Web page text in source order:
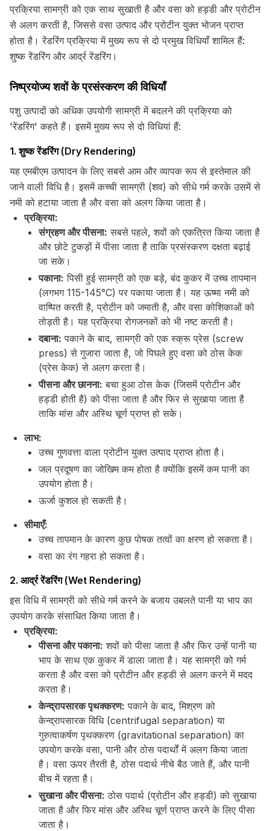
प्रक्रिया सामग्री को एक साथ सुखाती है और वसा को हड्डी और प्रोटीन
से अलग करती है, जिससे वसा उत्पाद और प्रोटीन युक्त भोजन प्राप्त
होता है। रेंडरिंग प्रक्रिया में मुख्य रूप से दो प्रमुख विधियाँ शामिल हैं:
शुष्क रेंडरिंग और आर्द्र रेंडरिंग।
निष्प्रयोज्य शवों के प्रसंस्करण की विधियाँ
पशु उत्पादों को अधिक उपयोगी सामग्री में बदलने की प्रक्रिया को
'रेंडरिंग' कहते हैं। इसमें मुख्य रूप से दो विधियां हैं:
1. शुष्क रेंडरिंग (Dry Rendering)
यह एमबीएम उत्पादन के लिए सबसे आम और व्यापक रूप से इस्तेमाल की
जाने वाली विधि है। इसमें कच्ची सामग्री (शव) को सीधे गर्म करके उसमें से
नमी को हटाया जाता है और वसा को अलग किया जाता है।
प्रक्रिया:
संग्रहण और पीसना: सबसे पहले, शवों को एकत्रित किया जाता है
और छोटे टुकड़ों में पीसा जाता है ताकि प्रसंस्करण दक्षता बढ़ाई
जा सके।
पकाना: पिसी हुई सामग्री को एक बड़े, बंद कुकर में उच्च तापमान
(लगभग 115-145°C) पर पकाया जाता है। यह ऊष्मा नमी को
वाष्पित करती है, प्रोटीन को जमाती है, और वसा कोशिकाओं को
तोड़ती है। यह प्रक्रिया रोगजनकों को भी नष्ट करती है।
दबाना: पकाने के बाद, सामग्री को एक स्क्रू प्रेस (screw
press) से गुजारा जाता है, जो पिघले हुए वसा को ठोस केक
(प्रेस केक) से अलग करता है।
पीसना और छानना: बचा हुआ ठोस केक (जिसमें प्रोटीन और
हड्डी होती है) को पीसा जाता है और फिर से सुखाया जाता है
ताकि मांस और अस्थि चूर्ण प्राप्त हो सके।
लाभ:
उच्च गुणवत्ता वाला प्रोटीन युक्त उत्पाद प्राप्त होता है।
जल प्रदूषण का जोखिम कम होता है क्योंकि इसमें कम पानी का
उपयोग होता है।
ऊर्जा कुशल हो सकती है।
सीमाएँ:
उच्च तापमान के कारण कुछ पोषक तत्वों का क्षरण हो सकता है।
वसा का रंग गहरा हो सकता है।
2. आर्द्र रेंडरिंग (Wet Rendering)
इस विधि में सामग्री को सीधे गर्म करने के बजाय उबलते पानी या भाप का
उपयोग करके संसाधित किया जाता है।
प्रक्रिया:
पीसना और पकाना: शवों को पीसा जाता है और फिर उन्हें पानी या
भाप के साथ एक कुकर में डाला जाता है। यह सामग्री को गर्म
करता है और वसा को प्रोटीन और हड्डी से अलग करने में मदद
करता है।
केन्द्रापसारक पृथक्करण: पकाने के बाद, मिश्रण को
केन्द्रापसारक विधि (centrifugal separation) या
गुरुत्वाकर्षण पृथक्करण (gravitational separation) का
उपयोग करके वसा, पानी और ठोस पदार्थों में अलग किया जाता
है। वसा ऊपर तैरती है, ठोस पदार्थ नीचे बैठ जाते हैं, और पानी
बीच में रहता है।
सुखाना और पीसना: ठोस पदार्थ (प्रोटीन और हड्डी) को सुखाया
जाता है और फिर मांस और अस्थि चूर्ण प्राप्त करने के लिए पीसा
जाता है।